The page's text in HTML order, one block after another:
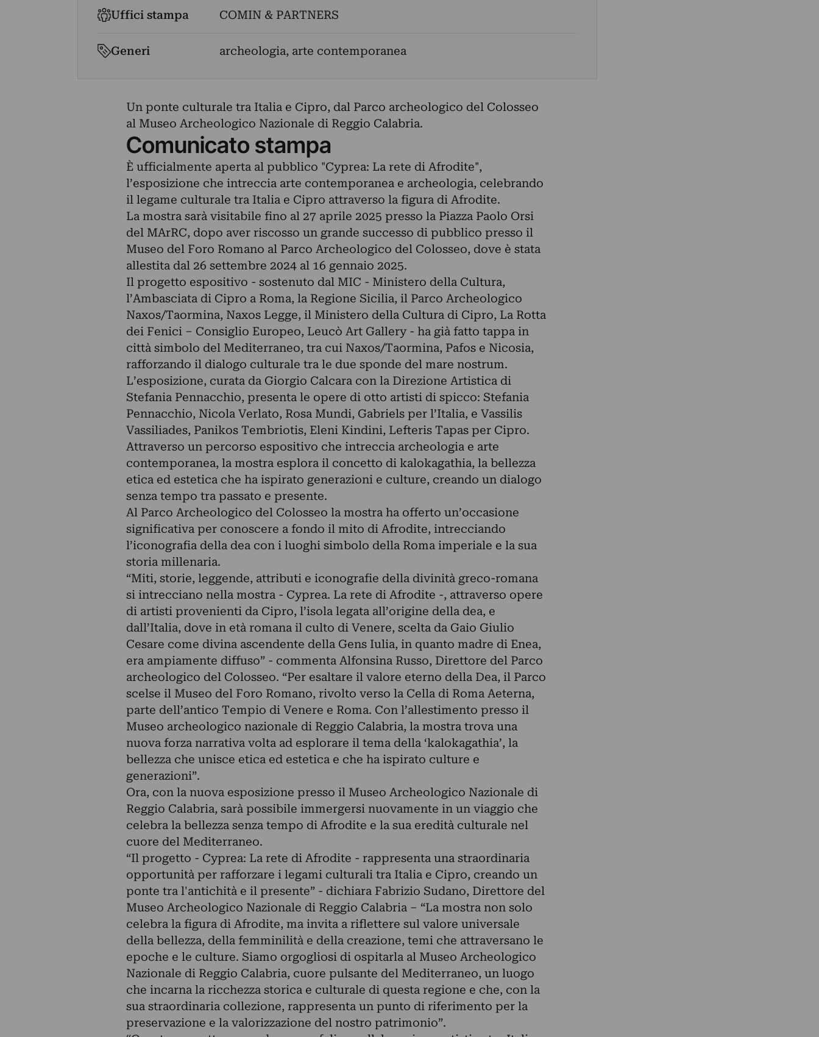
Uffici stampa COMIN & PARTNERS
Generi archeologia, arte contemporanea
Un ponte culturale tra Italia e Cipro, dal Parco archeologico del Colosseo
al Museo Archeologico Nazionale di Reggio Calabria.
Comunicato stampa
È ufficialmente aperta al pubblico "Cyprea: La rete di Afrodite",
l’esposizione che intreccia arte contemporanea e archeologia, celebrando
il legame culturale tra Italia e Cipro attraverso la figura di Afrodite.
La mostra sarà visitabile fino al 27 aprile 2025 presso la Piazza Paolo Orsi
del MArRC, dopo aver riscosso un grande successo di pubblico presso il
Museo del Foro Romano al Parco Archeologico del Colosseo, dove è stata
allestita dal 26 settembre 2024 al 16 gennaio 2025.
Il progetto espositivo - sostenuto dal MIC - Ministero della Cultura,
l’Ambasciata di Cipro a Roma, la Regione Sicilia, il Parco Archeologico
Naxos/Taormina, Naxos Legge, il Ministero della Cultura di Cipro, La Rotta
dei Fenici – Consiglio Europeo, Leucò Art Gallery - ha già fatto tappa in
città simbolo del Mediterraneo, tra cui Naxos/Taormina, Pafos e Nicosia,
rafforzando il dialogo culturale tra le due sponde del mare nostrum.
L’esposizione, curata da Giorgio Calcara con la Direzione Artistica di
Stefania Pennacchio, presenta le opere di otto artisti di spicco: Stefania
Pennacchio, Nicola Verlato, Rosa Mundi, Gabriels per l’Italia, e Vassilis
Vassiliades, Panikos Tembriotis, Eleni Kindini, Lefteris Tapas per Cipro.
Attraverso un percorso espositivo che intreccia archeologia e arte
contemporanea, la mostra esplora il concetto di kalokagathia, la bellezza
etica ed estetica che ha ispirato generazioni e culture, creando un dialogo
senza tempo tra passato e presente.
Al Parco Archeologico del Colosseo la mostra ha offerto un’occasione
significativa per conoscere a fondo il mito di Afrodite, intrecciando
l’iconografia della dea con i luoghi simbolo della Roma imperiale e la sua
storia millenaria.
“Miti, storie, leggende, attributi e iconografie della divinità greco-romana
si intrecciano nella mostra - Cyprea. La rete di Afrodite -, attraverso opere
di artisti provenienti da Cipro, l’isola legata all’origine della dea, e
dall’Italia, dove in età romana il culto di Venere, scelta da Gaio Giulio
Cesare come divina ascendente della Gens Iulia, in quanto madre di Enea,
era ampiamente diffuso” - commenta Alfonsina Russo, Direttore del Parco
archeologico del Colosseo. “Per esaltare il valore eterno della Dea, il Parco
scelse il Museo del Foro Romano, rivolto verso la Cella di Roma Aeterna,
parte dell’antico Tempio di Venere e Roma. Con l’allestimento presso il
Museo archeologico nazionale di Reggio Calabria, la mostra trova una
nuova forza narrativa volta ad esplorare il tema della ‘kalokagathia’, la
bellezza che unisce etica ed estetica e che ha ispirato culture e
generazioni”.
Ora, con la nuova esposizione presso il Museo Archeologico Nazionale di
Reggio Calabria, sarà possibile immergersi nuovamente in un viaggio che
celebra la bellezza senza tempo di Afrodite e la sua eredità culturale nel
cuore del Mediterraneo.
“Il progetto - Cyprea: La rete di Afrodite - rappresenta una straordinaria
opportunità per rafforzare i legami culturali tra Italia e Cipro, creando un
ponte tra l'antichità e il presente” - dichiara Fabrizio Sudano, Direttore del
Museo Archeologico Nazionale di Reggio Calabria – “La mostra non solo
celebra la figura di Afrodite, ma invita a riflettere sul valore universale
della bellezza, della femminilità e della creazione, temi che attraversano le
epoche e le culture. Siamo orgogliosi di ospitarla al Museo Archeologico
Nazionale di Reggio Calabria, cuore pulsante del Mediterraneo, un luogo
che incarna la ricchezza storica e culturale di questa regione e che, con la
sua straordinaria collezione, rappresenta un punto di riferimento per la
preservazione e la valorizzazione del nostro patrimonio”.